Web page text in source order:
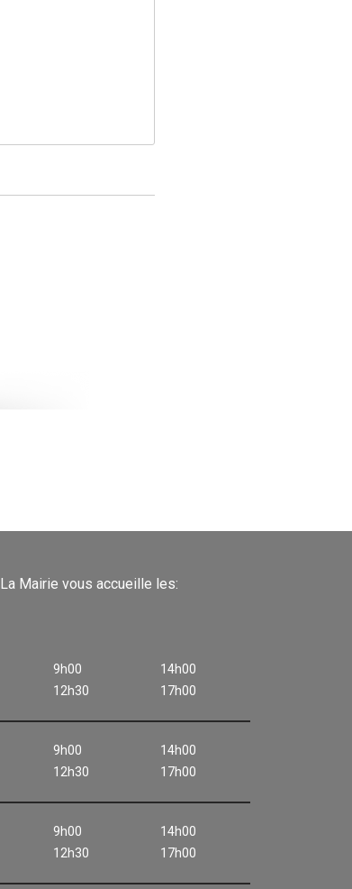
La Mairie vous accueille les:
9h00
12h30
14h00
17h00
9h00
12h30
14h00
17h00
9h00
12h30
14h00
17h00